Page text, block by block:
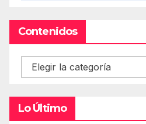
Contenidos
Contenidos
Lo Último